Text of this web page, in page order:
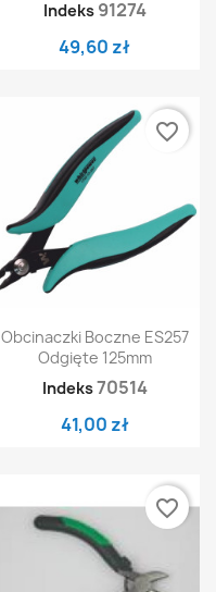
Indeks 91274
49,60 zł
Obcinaczki Boczne ES257
Odgięte 125mm
Indeks70514
41,00 zł
favorite_border
favorite_border